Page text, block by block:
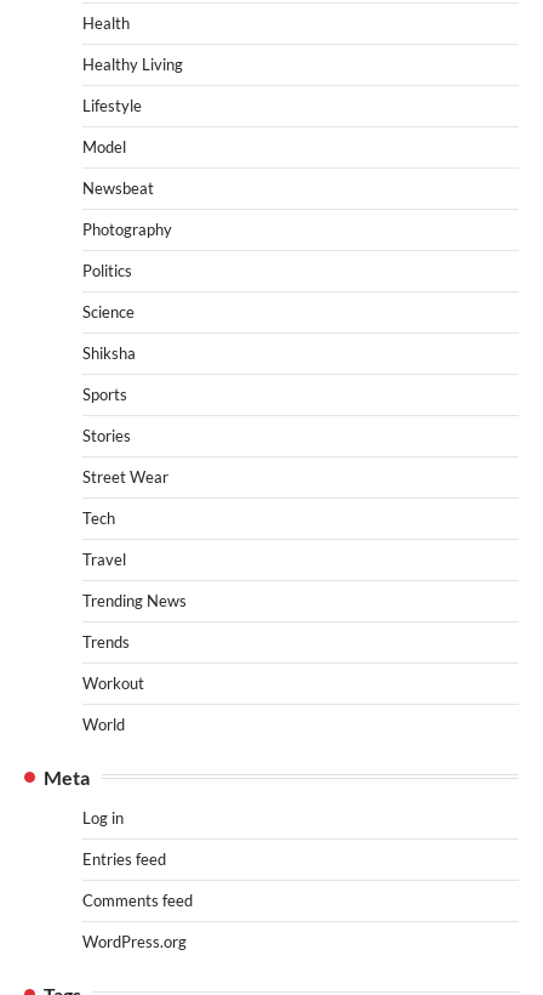
Health
Healthy Living
Lifestyle
Model
Newsbeat
Photography
Politics
Science
Shiksha
Sports
Stories
Street Wear
Tech
Travel
Trending News
Trends
Workout
World
Meta
Log in
Entries feed
Comments feed
WordPress.org